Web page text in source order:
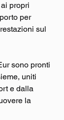
propri
per
sul
sono pronti
uniti
e dalla
la